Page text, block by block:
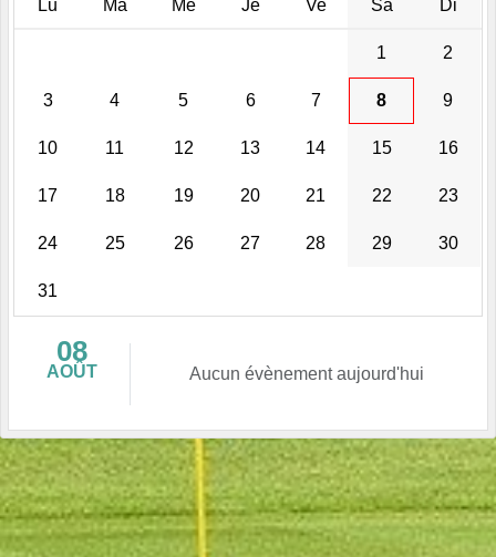
Lu Ma Me Je Ve Sa Di
1 2
3 4 5 6 7 8 9
10 11 12 13 14 15 16
17 18 19 20 21 22 23
24 25 26 27 28 29 30
31
08
AOÛT Aucun évènement aujourd'hui